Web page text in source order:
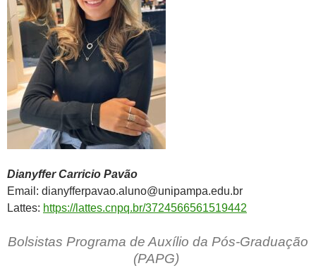
Dianyffer Carricio Pavão
Email: dianyfferpavao.aluno@unipampa.edu.br
Lattes: https://lattes.cnpq.br/3724566561519442
Bolsistas Programa de Auxílio da Pós-Graduação
(PAPG)